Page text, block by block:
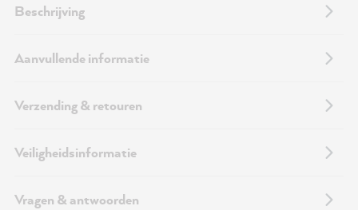
Beschrijving
Aanvullende informatie
Verzending & retouren
Veiligheidsinformatie
Vragen & antwoorden